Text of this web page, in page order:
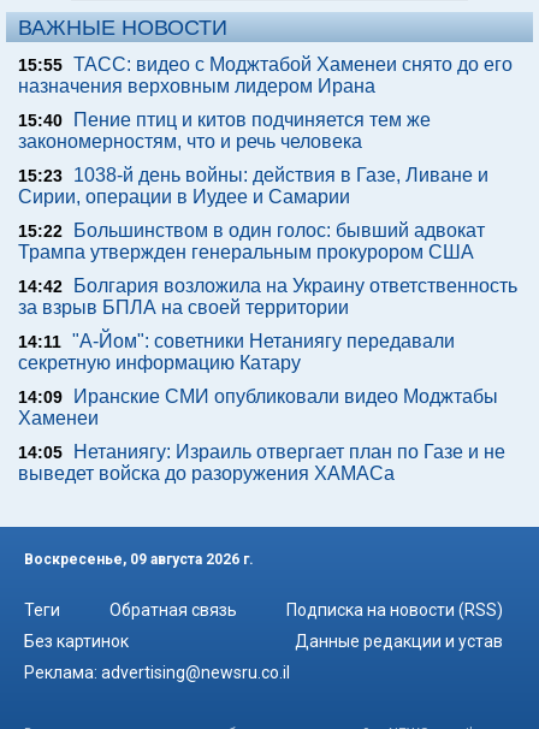
ВАЖНЫЕ НОВОСТИ
15:55 ТАСС: видео с Моджтабой Хаменеи снято до его
назначения верховным лидером Ирана
15:40
Пение птиц и китов подчиняется тем же
закономерностям, что и речь человека
15:23
1038-й день войны: действия в Газе, Ливане и
Сирии, операции в Иудее и Самарии
15:22
Большинством в один голос: бывший адвокат
Трампа утвержден генеральным прокурором США
14:42
Болгария возложила на Украину ответственность
за взрыв БПЛА на своей территории
14:11 "А-Йом": советники Нетаниягу передавали
секретную информацию Катару
14:09
Иранские СМИ опубликовали видео Моджтабы
Хаменеи
14:05
Нетаниягу: Израиль отвергает план по Газе и не
выведет войска до разоружения ХАМАСа
Воскресенье, 09 августа 2026 г.
Теги Обратная связь
Подписка на новости (RSS)
Без картинок
Данные редакции и устав
Реклама: advertising@newsru.co.il